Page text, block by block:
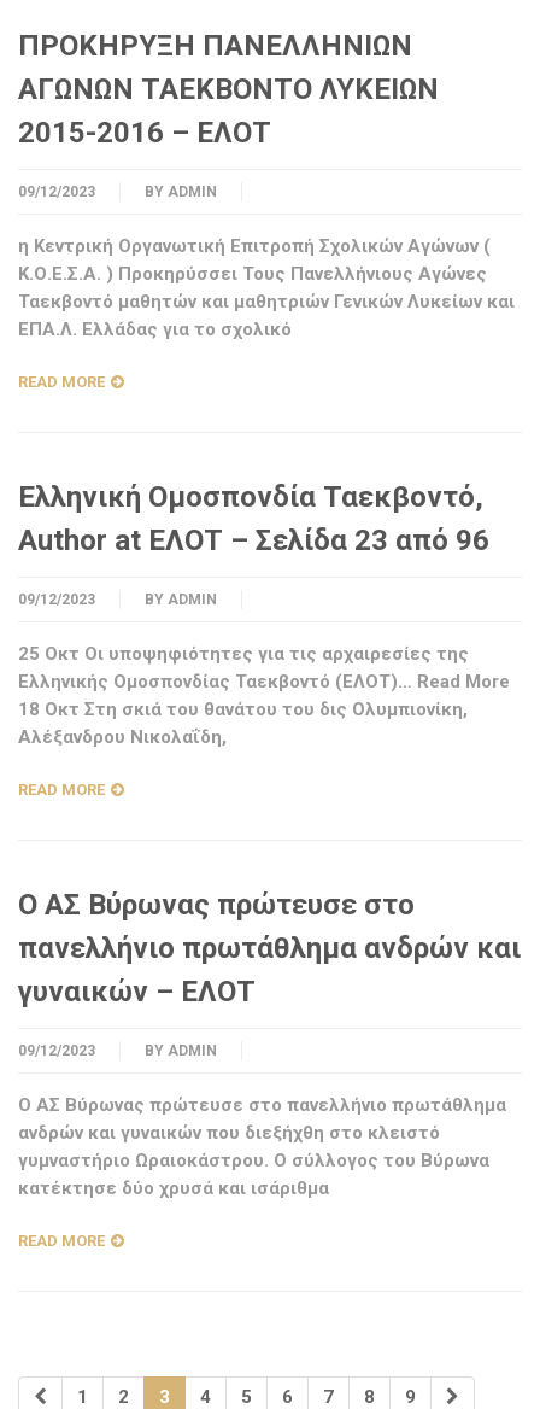
ΠΡΟΚΗΡΥΞΗ ΠΑΝΕΛΛΗΝΙΩΝ
ΑΓΩΝΩΝ ΤΑΕΚΒΟΝΤΟ ΛΥΚΕΙΩΝ
2015-2016 – ΕΛΟΤ
09/12/2023 BY ADMIN
η Κεντρική Οργανωτική Επιτροπή Σχολικών Αγώνων (
Κ.Ο.Ε.Σ.Α. ) Προκηρύσσει Τους Πανελλήνιους Αγώνες
Ταεκβοντό μαθητών και μαθητριών Γενικών Λυκείων και
ΕΠΑ.Λ. Ελλάδας για το σχολικό
READ MORE
Ελληνική Ομοσπονδία Ταεκβοντό,
Author at ΕΛΟΤ – Σελίδα 23 από 96
09/12/2023 BY ADMIN
25 Οκτ Οι υποψηφιότητες για τις αρχαιρεσίες της
Ελληνικής Ομοσπονδίας Ταεκβοντό (ΕΛΟΤ)… Read More
18 Οκτ Στη σκιά του θανάτου του δις Ολυμπιονίκη,
Αλέξανδρου Νικολαΐδη,
READ MORE
Ο ΑΣ Βύρωνας πρώτευσε στο
πανελλήνιο πρωτάθλημα ανδρών και
γυναικών – ΕΛΟΤ
09/12/2023 BY ADMIN
Ο ΑΣ Βύρωνας πρώτευσε στο πανελλήνιο πρωτάθλημα
ανδρών και γυναικών που διεξήχθη στο κλειστό
γυμναστήριο Ωραιοκάστρου. Ο σύλλογος του Βύρωνα
κατέκτησε δύο χρυσά και ισάριθμα
READ MORE
1 2 3 4 5 6 7 8 9